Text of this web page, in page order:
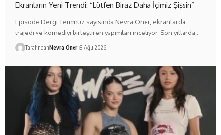
Ekranların Yeni Trendi: “Lütfen Biraz Daha İçimiz Şişsin”
Episode Dergi Temmuz sayısında Nevra Öner, ekranlarda
trajedi ve komediyi birleştiren yapımları inceliyor. Son yıllarda…
TarafındanNevra Öner 8 Ağu 2026